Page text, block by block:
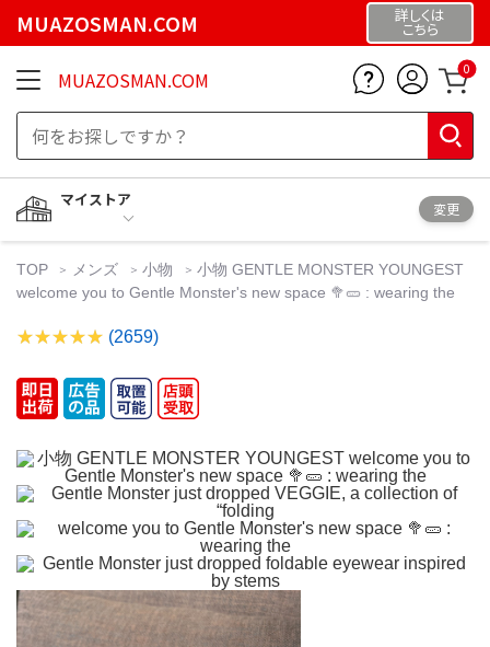
MUAZOSMAN.COM 詳しくは
こちら
MUAZOSMAN.COM 0
マイストア
変更
TOP メンズ 小物
小物 GENTLE MONSTER YOUNGEST
welcome you to Gentle Monster's new space 🥦🥒 : wearing the
(2659)